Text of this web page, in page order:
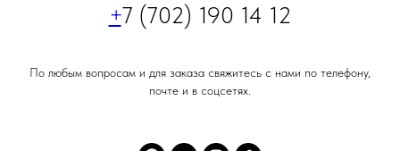
+7 (702) 190 14 12
По любым вопросам и для заказа свяжитесь с нами по телефону,
почте и в соцсетях.